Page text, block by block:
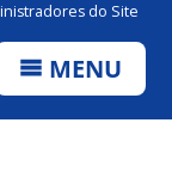
do Site
MENU